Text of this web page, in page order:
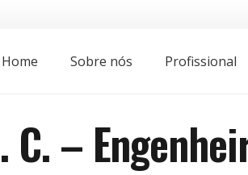
Home Sobre nós Profissional
C. –